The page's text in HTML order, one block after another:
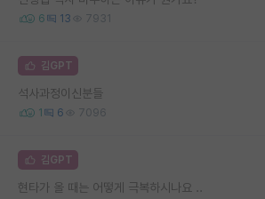
6 13 7931
김GPT
석사과정이신분들
1 6 7096
김GPT
현타가 올 때는 어떻게 극복하시나요 ..